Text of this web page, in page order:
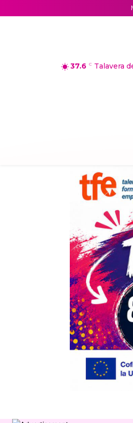
37.6 C Talavera